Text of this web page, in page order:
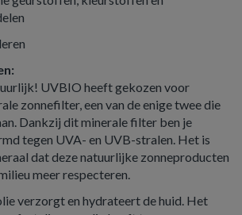
UVBIO heeft gekozen voor
zonnefilter, een van de enige twee die
Dankzij dit minerale filter ben je
tegen UVA- en UVB-stralen. Het is
dat deze natuurlijke zonneproducten
meer respecteren.
verzorgt en hydrateert de huid. Het